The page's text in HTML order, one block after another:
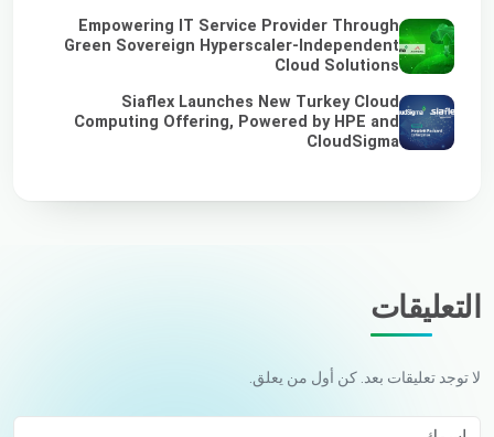
Empowering IT Service Provider Through
Green Sovereign Hyperscaler-Independent
Cloud Solutions
Siaflex Launches New Turkey Cloud
Computing Offering, Powered by HPE and
CloudSigma
التعليقات
لا توجد تعليقات بعد. كن أول من يعلق.
اسمك